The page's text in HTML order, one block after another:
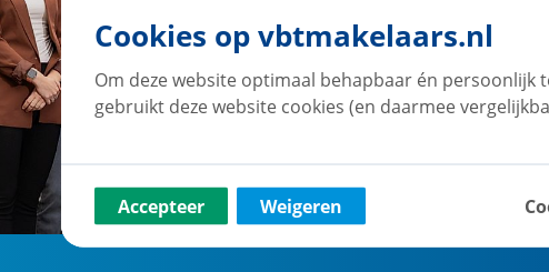
Cookies op vbtmakelaars.nl
Om deze website optimaal behapbaar én persoonlijk
gebruikt deze website cookies (en daarmee
Accepteer Weigeren